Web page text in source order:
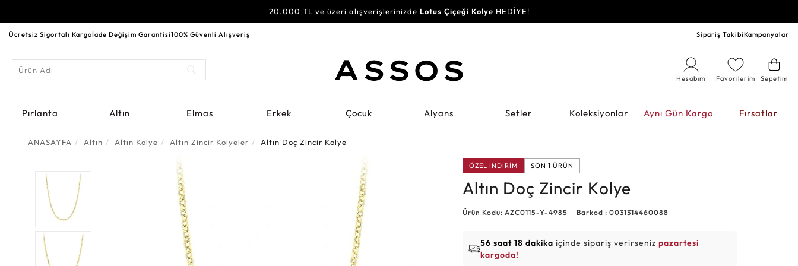
20.000 TL ve üzeri alışverişlerinizde Lotus Çiçeği Kolye HEDİYE!
Ücretsiz Sigortalı Kargoİade Değişim Garantisi100% Güvenli Alışveriş Sipariş TakibiKampanyalar
Sepetim
Favorilerim
Hesabım
Pırlanta Altın Elmas Erkek Çocuk Alyans Setler Koleksiyonlar Aynı Gün Kargo Fırsatlar
ANASAYFA Altın Altın Kolye Altın Zincir Kolyeler Altın Doç Zincir Kolye
ÖZEL İNDİRİM SON 1 ÜRÜN
Altın Doç Zincir Kolye
Ürün Kodu: AZC0115-Y-4985 Barkod : 0031314460088
56 saat 18 dakika içinde sipariş verirsenizpazartesi
kargoda!